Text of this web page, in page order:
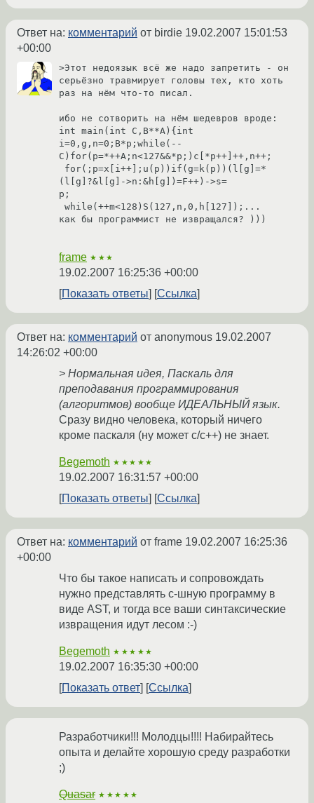
Ответ на: комментарий от birdie 19.02.2007 15:01:53
+00:00
>Этот недоязык всё же надо запретить - он
серьёзно травмирует головы тех, кто хоть
раз на нём что-то писал.
ибо не сотворить на нём шедевров вроде:
int main(int C,B**A){int
i=0,g,n=0;B*p;while(--
C)for(p=*++A;n<127&&*p;)c[*p++]++,n++;
(l[g]?&l[g]->n:&h[g])=F++)->s=
p;
как бы программист не извращался? )))
frame ★★★
19.02.2007 16:25:36 +00:00
Показать ответы
Ссылка
Ответ на: комментарий от anonymous 19.02.2007
14:26:02 +00:00
> Нормальная идея, Паскаль для
преподавания программирования
(алгоритмов) вообще ИДЕАЛЬНЫЙ язык.
Сразу видно человека, который ничего
кроме паскаля (ну может с/с++) не знает.
Begemoth ★★★★★
19.02.2007 16:31:57 +00:00
Показать ответы
Ссылка
Ответ на: комментарий от frame 19.02.2007 16:25:36
+00:00
Что бы такое написать и сопровождать
нужно представлять с-шную программу в
виде AST, и тогда все ваши синтаксические
извращения идут лесом :-)
Begemoth ★★★★★
19.02.2007 16:35:30 +00:00
Показать ответ
Ссылка
Разработчики!!! Молодцы!!!! Набирайтесь
опыта и делайте хорошую среду разработки
;)
Quasar ★★★★★